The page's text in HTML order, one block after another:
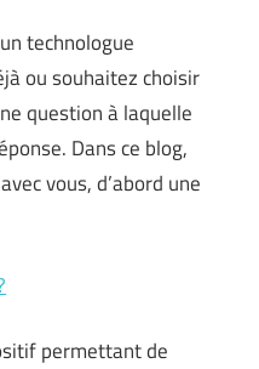
technologue
ou souhaitez choisir
question à laquelle
Dans ce blog,
vous, d’abord une
permettant de